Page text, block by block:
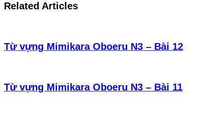
Related Articles
Từ vựng Mimikara Oboeru N3 – Bài 12
Từ vựng Mimikara Oboeru N3 – Bài 11